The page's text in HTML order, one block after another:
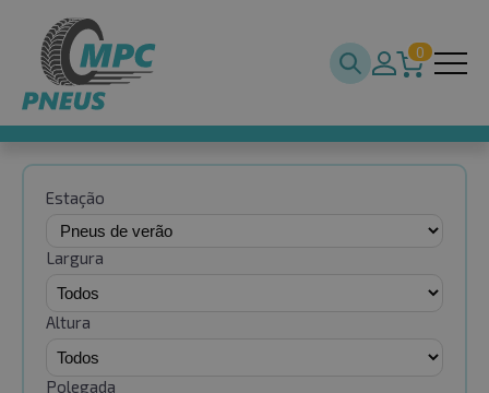
0
Estação
Largura
Altura
Polegada